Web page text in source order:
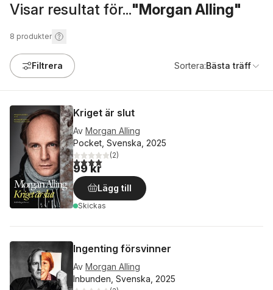
Visar resultat för..."Morgan Alling"
8 produkter
Filtrera Sortera:Bästa träff
Kriget är slut
Av Morgan Alling
Pocket, Svenska, 2025
4,0utav 5 stjärnor. Totalt antal röster:
(2)
99 kr
Lägg till
Skickas
Ingenting försvinner
Av Morgan Alling
Inbunden, Svenska, 2025